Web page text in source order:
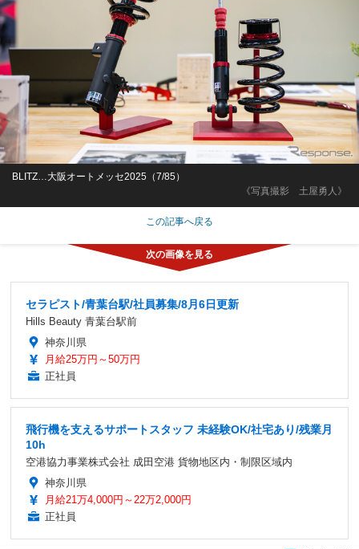
《写真撮影 土屋勇人》
BLITZ…大阪オートメッセ2025（7/85）
この記事へ戻る
セラピスト/青葉台駅/社員募集/8月6日更新
Hills Beauty 青葉台駅前
神奈川県
月給25万円～50万円
正社員
飛行機を支えるサポートスタッフ 未経験OK/社宅あり/残業月
10h
空港協力事業株式会社 成田空港 貨物地区内・制限区域内
神奈川県
月給21万4,000円～22万2,000円
正社員